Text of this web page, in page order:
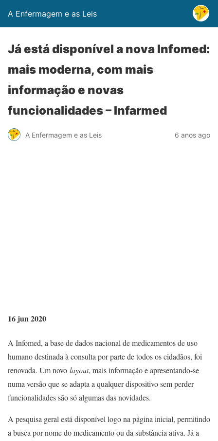
A Enfermagem e as Leis
Já está disponível a nova Infomed:
mais moderna, com mais
informação e novas
funcionalidades – Infarmed
A Enfermagem e as Leis 6 anos ago
16 jun 2020
A Infomed, a base de dados nacional de medicamentos de uso
humano destinada à consulta por parte de todos os cidadãos, foi
renovada. Um novo layout, mais informação e apresentando-se
numa versão que se adapta a qualquer dispositivo sem perder
funcionalidades são só algumas das novidades.
A pesquisa geral está disponível logo na página inicial, permitindo
a busca por nome do medicamento ou da substância ativa. Já a